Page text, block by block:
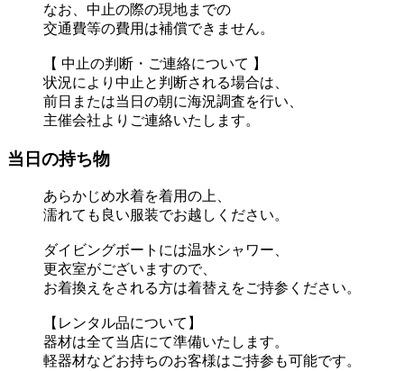
なお、中止の際の現地までの
交通費等の費用は補償できません。
【 中止の判断・ご連絡について 】
状況により中止と判断される場合は、
前日または当日の朝に海況調査を行い、
主催会社よりご連絡いたします。
当日の持ち物
あらかじめ水着を着用の上、
濡れても良い服装でお越しください。
ダイビングボートには温水シャワー、
更衣室がございますので、
お着換えをされる方は着替えをご持参ください。
【レンタル品について】
器材は全て当店にて準備いたします。
軽器材などお持ちのお客様はご持参も可能です。